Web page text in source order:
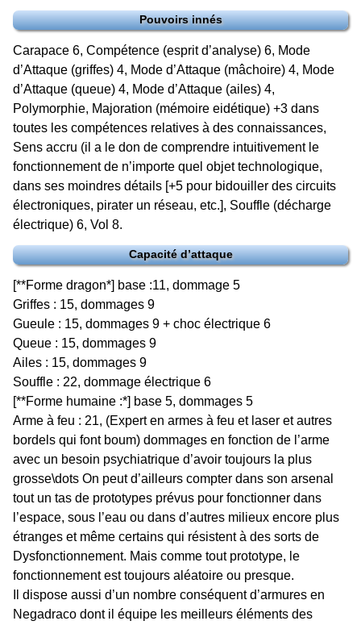
Pouvoirs innés
Carapace 6, Compétence (esprit d’analyse) 6, Mode
d’Attaque (griffes) 4, Mode d’Attaque (mâchoire) 4, Mode
d’Attaque (queue) 4, Mode d’Attaque (ailes) 4,
Polymorphie, Majoration (mémoire eidétique) +3 dans
toutes les compétences relatives à des connaissances,
Sens accru (il a le don de comprendre intuitivement le
fonctionnement de n’importe quel objet technologique,
dans ses moindres détails [+5 pour bidouiller des circuits
électroniques, pirater un réseau, etc.], Souffle (décharge
électrique) 6, Vol 8.
Capacité d’attaque
[**Forme dragon*] base :11, dommage 5
Griffes : 15, dommages 9
Gueule : 15, dommages 9 + choc électrique 6
Queue : 15, dommages 9
Ailes : 15, dommages 9
Souffle : 22, dommage électrique 6
[**Forme humaine :*] base 5, dommages 5
Arme à feu : 21, (Expert en armes à feu et laser et autres
bordels qui font boum) dommages en fonction de l’arme
avec un besoin psychiatrique d’avoir toujours la plus
grosse\dots On peut d’ailleurs compter dans son arsenal
tout un tas de prototypes prévus pour fonctionner dans
l’espace, sous l’eau ou dans d’autres milieux encore plus
étranges et même certains qui résistent à des sorts de
Dysfonctionnement. Mais comme tout prototype, le
fonctionnement est toujours aléatoire ou presque.
Il dispose aussi d’un nombre conséquent d’armures en
Negadraco dont il équipe les meilleurs éléments des